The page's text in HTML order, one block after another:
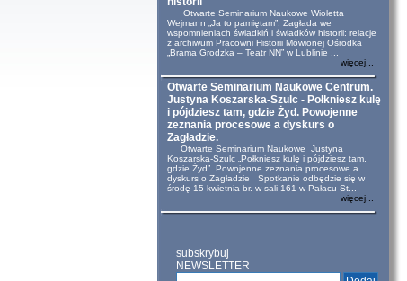
Otwarte Seminarium Naukowe Wioletta
Wejmann „Ja to pamiętam”. Zagłada we
wspomnieniach świadkiń i świadków historii: relacje
z archiwum Pracowni Historii Mówionej Ośrodka
„Brama Grodzka – Teatr NN” w Lublinie ...
więcej...
Otwarte Seminarium Naukowe Centrum.
Justyna Koszarska-Szulc - Połkniesz kulę
i pójdziesz tam, gdzie Żyd. Powojenne
zeznania procesowe a dyskurs o
Zagładzie.
Otwarte Seminarium Naukowe Justyna
Koszarska-Szulc „Połkniesz kulę i pójdziesz tam,
gdzie Żyd”. Powojenne zeznania procesowe a
dyskurs o Zagładzie Spotkanie odbędzie się w
środę 15 kwietnia br. w sali 161 w Pałacu St...
więcej...
subskrybuj
NEWSLETTER